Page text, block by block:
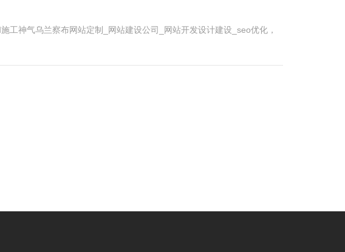
神气乌兰察布网站定制_网站建设公司_网站开发设计建设_seo优化，